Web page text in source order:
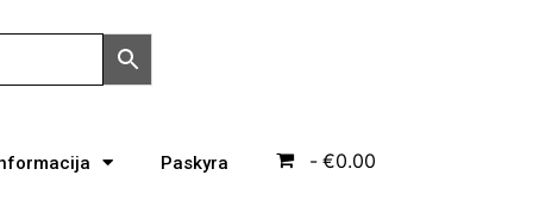
Paskyra €0.00